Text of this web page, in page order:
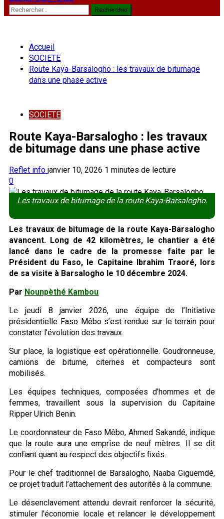
Rechercher :
Accueil
SOCIETE
Route Kaya-Barsalogho : les travaux de bitumage
dans une phase active
SOCIETE
Route Kaya-Barsalogho : les travaux
de bitumage dans une phase active
Reflet info janvier 10, 2026 1 minutes de lecture
0
Les travaux de bitumage de la route Kaya-Barsalogho.
Les travaux de bitumage de la route Kaya-Barsalogho
avancent. Long de 42 kilomètres, le chantier a été
lancé dans le cadre de la promesse faite par le
Président du Faso, le Capitaine Ibrahim Traoré, lors
de sa visite à Barsalogho le 10 décembre 2024.
Par Nounpèthé Kambou
Le jeudi 8 janvier 2026, une équipe de l’Initiative
présidentielle Faso Mêbo s’est rendue sur le terrain pour
constater l’évolution des travaux.
Sur place, la logistique est opérationnelle. Goudronneuse,
camions de bitume, citernes et compacteurs sont
mobilisés.
Les équipes techniques, composées d’hommes et de
femmes, travaillent sous la supervision du Capitaine
Ripper Ulrich Benin.
Le coordonnateur de Faso Mêbo, Ahmed Sakandé, indique
que la route aura une emprise de neuf mètres. Il se dit
confiant quant au respect des objectifs fixés.
Pour le chef traditionnel de Barsalogho, Naaba Giguemdé,
ce projet traduit l’attachement des autorités à la commune.
Le désenclavement attendu devrait renforcer la sécurité,
stimuler l’économie locale et relancer le développement